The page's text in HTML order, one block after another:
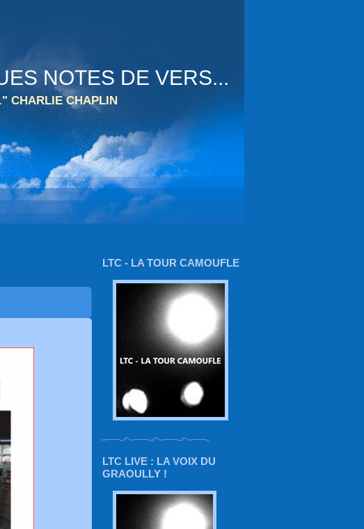
NOTES DE VERS...
CHARLIE CHAPLIN
LTC - LA TOUR CAMOUFLE
LTC LIVE : LA VOIX DU
GRAOULLY !